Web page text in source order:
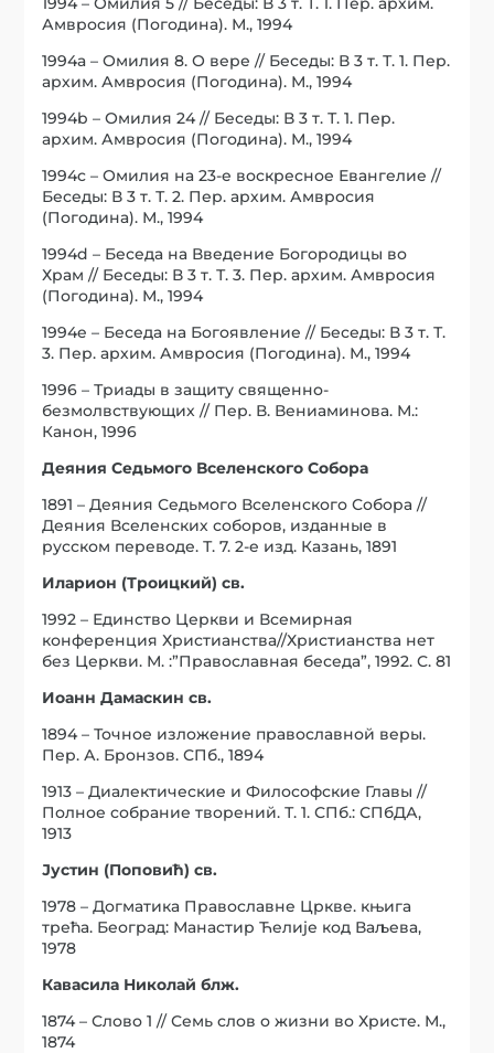
Амвросия (Погодина). М., 1994
1994a – Омилия 8. О вере // Беседы: В 3 т. Т. 1. Пер.
архим. Амвросия (Погодина). М., 1994
1994b – Омилия 24 // Беседы: В 3 т. Т. 1. Пер.
архим. Амвросия (Погодина). М., 1994
1994c – Омилия на 23-е воскресное Евангелие //
Беседы: В 3 т. Т. 2. Пер. архим. Амвросия
(Погодина). М., 1994
1994d – Беседа на Введение Богородицы во
Храм // Беседы: В 3 т. Т. 3. Пер. архим. Амвросия
(Погодина). М., 1994
1994e – Беседа на Богоявление // Беседы: В 3 т. Т.
3. Пер. архим. Амвросия (Погодина). М., 1994
1996 – Триады в защиту священно-
безмолвствующих // Пер. В. Вениаминова. М.:
Канон, 1996
Деяния Седьмого Вселенского Собора
1891 – Деяния Седьмого Вселенского Собора //
Деяния Вселенских соборов, изданные в
русском переводе. Т. 7. 2-е изд. Казань, 1891
Иларион (Троицкий) св.
1992 – Единство Церкви и Всемирная
конференция Христианства//Христианства нет
без Церкви. М. :”Православная беседа”, 1992. С. 81
Иоанн Дамаскин св.
1894 – Точное изложение православной веры.
Пер. А. Бронзов. СПб., 1894
1913 – Диалектические и Философские Главы //
Полное собрание творений. Т. 1. СПб.: СПбДА,
1913
Јустин (Поповић) св.
1978 – Догматика Православне Цркве. књига
трећа. Београд: Манастир Ћелије код Ваљева,
1978
Кавасила Николай блж.
1874 – Слово 1 // Семь слов о жизни во Христе. М.,
1874